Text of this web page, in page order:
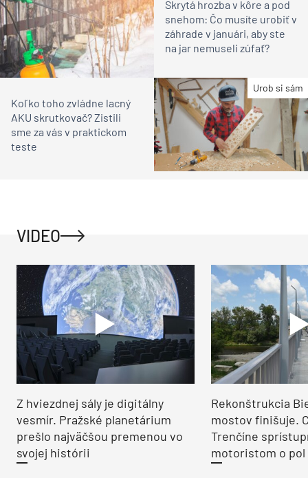
Skrytá hrozba v kôre a pod
snehom: Čo musíte urobiť v
záhrade v januári, aby ste
na jar nemuseli zúfať?
Urob si sám
Koľko toho zvládne lacný
AKU skrutkovač? Zistili
sme za vás v praktickom
teste
VIDEO
Z hviezdnej sály je digitálny
vesmír. Pražské planetárium
prešlo najväčšou premenou vo
svojej histórii
Rekonštrukcia
mostov finišuje.
Trenčíne
motoristom o pol